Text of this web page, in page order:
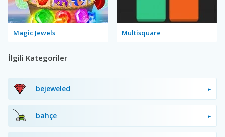
Magic Jewels Multisquare
İlgili Kategoriler
bejeweled
bahçe